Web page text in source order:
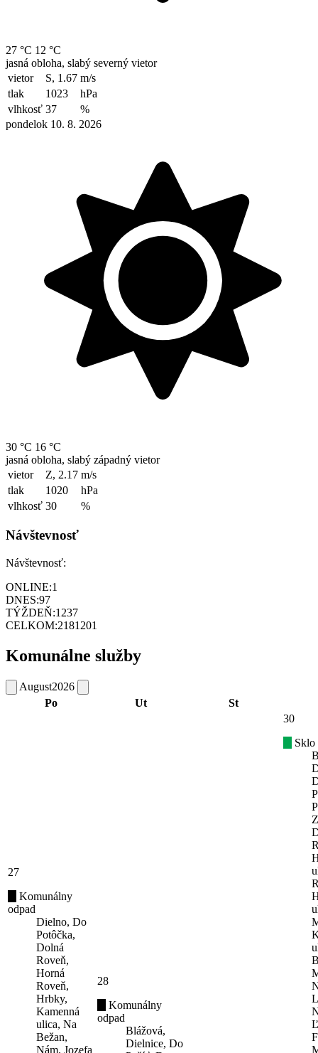
27 °C 12 °C
jasná obloha, slabý severný vietor
vietor
S, 1.67 m/s
tlak
1023
hPa
vlhkosť 37
%
pondelok 10. 8. 2026
30 °C 16 °C
jasná obloha, slabý západný vietor
vietor
Z, 2.17 m/s
tlak
1020
hPa
vlhkosť 30 %
Návštevnosť
Návštevnosť:
ONLINE:1
DNES:97
TÝŽDEŇ:1237
CELKOM:2181201
Komunálne služby
August2026
Po
Ut St
27
Komunálny
odpad
Dielno, Do
Potôčka,
Dolná
Roveň,
Horná
Roveň,
Hrbky,
Kamenná
ulica, Na
Bežan,
Nám. Jozefa
28
Komunálny
odpad
Blážová,
Dielnice, Do
30
Sklo